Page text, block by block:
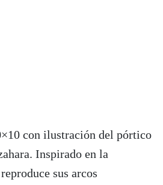
con ilustración del pórtico
Inspirado en la
sus arcos